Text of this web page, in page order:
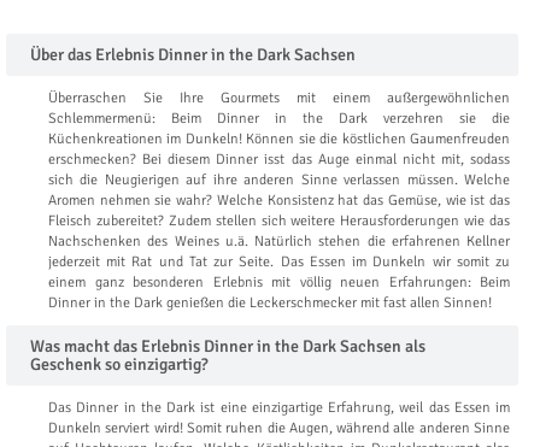
Über das Erlebnis Dinner in the Dark Sachsen
Überraschen Sie Ihre Gourmets mit einem außergewöhnlichen
Schlemmermenü: Beim Dinner in the Dark verzehren sie die
Küchenkreationen im Dunkeln! Können sie die köstlichen Gaumenfreuden
erschmecken? Bei diesem Dinner isst das Auge einmal nicht mit, sodass
sich die Neugierigen auf ihre anderen Sinne verlassen müssen. Welche
Aromen nehmen sie wahr? Welche Konsistenz hat das Gemüse, wie ist das
Fleisch zubereitet? Zudem stellen sich weitere Herausforderungen wie das
Nachschenken des Weines u.ä. Natürlich stehen die erfahrenen Kellner
jederzeit mit Rat und Tat zur Seite. Das Essen im Dunkeln wir somit zu
einem ganz besonderen Erlebnis mit völlig neuen Erfahrungen: Beim
Dinner in the Dark genießen die Leckerschmecker mit fast allen Sinnen!
Was macht das Erlebnis Dinner in the Dark Sachsen als
Geschenk so einzigartig?
Das Dinner in the Dark ist eine einzigartige Erfahrung, weil das Essen im
Dunkeln serviert wird! Somit ruhen die Augen, während alle anderen Sinne